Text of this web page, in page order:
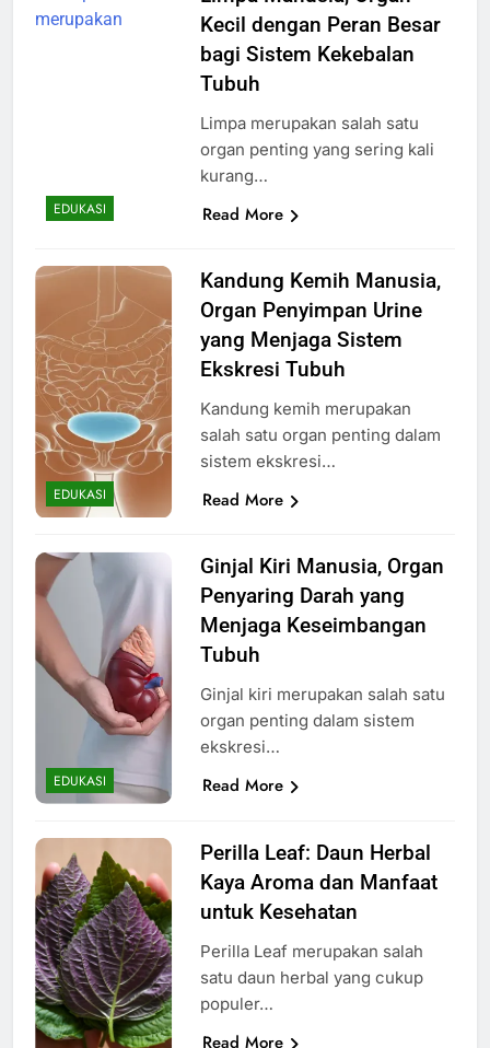
EDUKASI
Kecil dengan Peran Besar
bagi Sistem Kekebalan
Tubuh
Limpa merupakan salah satu
organ penting yang sering kali
kurang…
Read More
EDUKASI
Kandung Kemih Manusia,
Organ Penyimpan Urine
yang Menjaga Sistem
Ekskresi Tubuh
Kandung kemih merupakan
salah satu organ penting dalam
sistem ekskresi…
Read More
EDUKASI
Ginjal Kiri Manusia, Organ
Penyaring Darah yang
Menjaga Keseimbangan
Tubuh
Ginjal kiri merupakan salah satu
organ penting dalam sistem
ekskresi…
Read More
Perilla Leaf: Daun Herbal
Kaya Aroma dan Manfaat
untuk Kesehatan
Perilla Leaf merupakan salah
satu daun herbal yang cukup
populer…
Read More